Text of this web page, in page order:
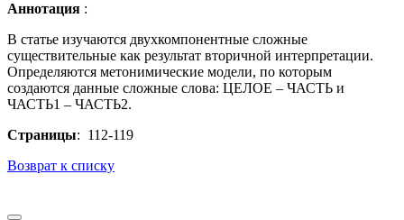
Аннотация :
В статье изучаются двухкомпонентные сложные
существительные как результат вторичной интерпретации.
Определяются метонимические модели, по которым
создаются данные сложные слова: ЦЕЛОЕ – ЧАСТЬ и
ЧАСТЬ1 – ЧАСТЬ2.
Страницы: 112-119
Возврат к списку